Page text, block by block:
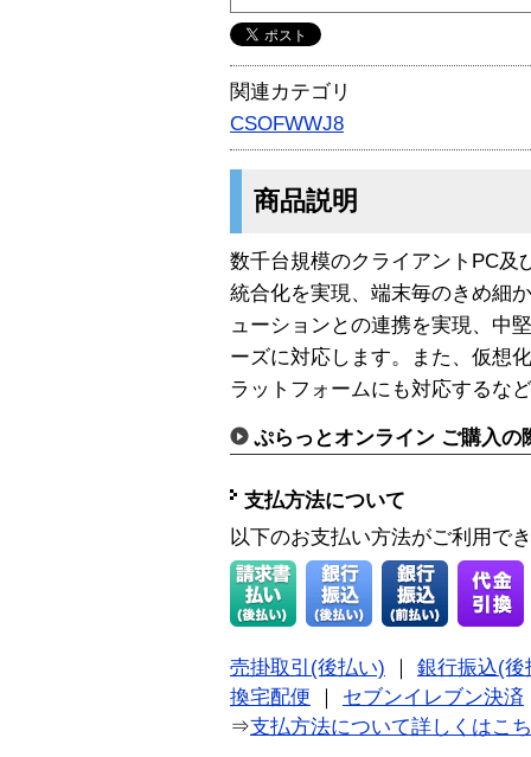
関連カテゴリ
CSOFWWJ8
商品説明
数千台規模のクライアントPC及
統合化を実現、端末毎のきめ細
ューションとの連携を実現、中
ーズに対応します。また、仮想
ラットフォームにも対応するな
ぷらっとオンライン ご購入の
支払方法について
以下のお支払い方法がご利用で
売掛取引(後払い)
銀行振込(後
換宅配便
セブンイレブン決済
⇒支払方法について詳しくはこ